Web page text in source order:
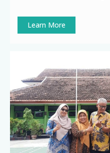
Learn More